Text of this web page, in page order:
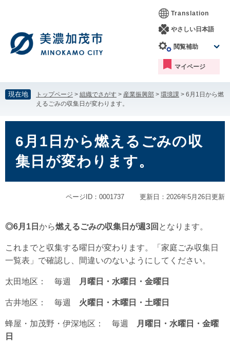
す。
し
て
本
へ
Translation
やさしい日本語
閲覧補助
マイページ
現在地 トップページ > 組織でさがす > 産業振興部 > 環境課 > 6月1日から燃
えるごみの収集日が変わります。
6月1日から燃えるごみの収
集日が変わります。
ページID：0001737 更新日：2026年5月26日更新
◎6月1日 から燃えるごみの収集日が週3回 となります。
これまでと収集する曜日が変わります。「家庭ごみ収集日
一覧表」で確認し、間違いのないようにしてください。
太田地区： 毎週 月曜日 ・水曜日・金曜日
古井地区： 毎週 火曜日・木曜日・土曜日
蜂屋・加茂野・伊深地区： 毎週
月曜日・水曜日・金曜
日